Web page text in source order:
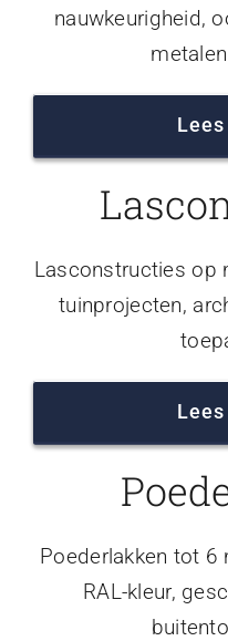
nauwkeurigheid,
Lees
Lasconstructies op
tuinprojecten,
Lees
Poederlakken tot 6
RAL-kleur,